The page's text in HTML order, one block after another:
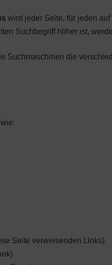
wird jeder Seite, für jeden
Suchbegriff höher ist,
Suchmaschinen die
Seite verweisenden Links)